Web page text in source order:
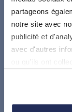
partageons
notre site avec
publicité et
avec d'autres
ou qu'ils ont
Suivez-nous sur